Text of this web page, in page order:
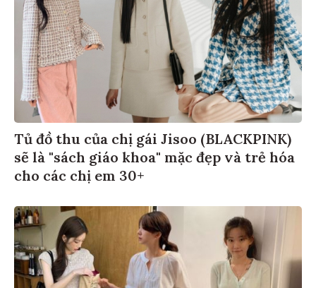
Tủ đồ thu của chị gái Jisoo (BLACKPINK)
sẽ là "sách giáo khoa" mặc đẹp và trẻ hóa
cho các chị em 30+